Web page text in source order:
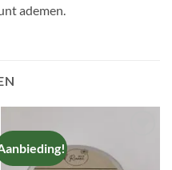
ademen.
TOEVOEGEN